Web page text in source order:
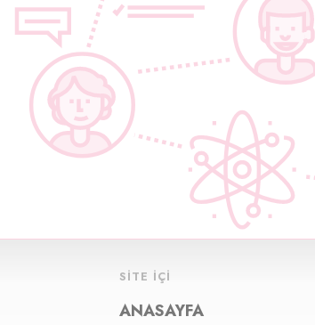
SITE İÇI
ANASAYFA